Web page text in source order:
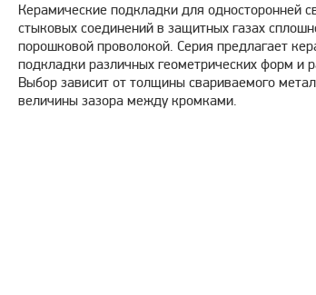
Керамические подкладки для односторонней
стыковых соединений в защитных газах
порошковой проволокой. Серия предлагает
подкладки различных геометрических форм и
Выбор зависит от толщины свариваемого
величины зазора между кромками.